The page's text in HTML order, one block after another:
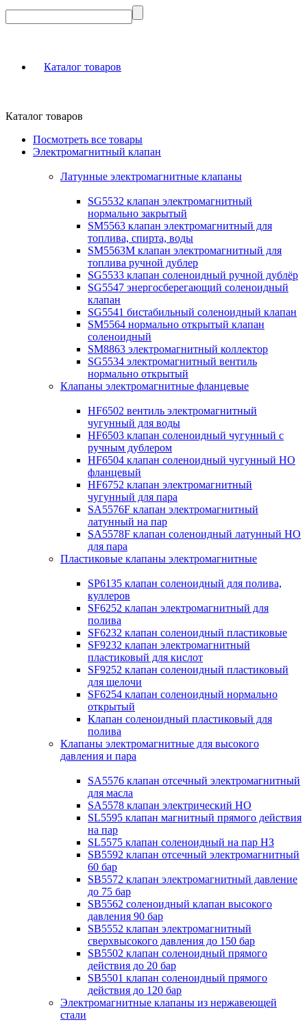
Каталог товаров
Каталог товаров
Посмотреть все товары
Электромагнитный клапан
Латунные электромагнитные клапаны
SG5532 клапан электромагнитный
нормально закрытый
SM5563 клапан электромагнитный для
топлива, спирта, воды
SM5563M клапан электромагнитный для
топлива ручной дублер
SG5533 клапан соленоидный ручной дублёр
SG5547 энергосберегающий соленоидный
клапан
SG5541 бистабильный соленоидный клапан
SM5564 нормально открытый клапан
соленоидный
SM8863 электромагнитный коллектор
SG5534 электромагнитный вентиль
нормально открытый
Клапаны электромагнитные фланцевые
HF6502 вентиль электромагнитный
чугунный для воды
HF6503 клапан соленоидный чугунный с
ручным дублером
HF6504 клапан соленоидный чугунный НО
фланцевый
HF6752 клапан электромагнитный
чугунный для пара
SA5576F клапан электромагнитный
латунный на пар
SA5578F клапан соленоидный латунный НО
для пара
Пластиковые клапаны электромагнитные
SP6135 клапан соленоидный для полива,
куллеров
SF6252 клапан электромагнитный для
полива
SF6232 клапан соленоидный пластиковые
SF9232 клапан электромагнитный
пластиковый для кислот
SF9252 клапан соленоидный пластиковый
для щелочи
SF6254 клапан соленоидный нормально
открытый
Клапан соленоидный пластиковый для
полива
Клапаны электромагнитные для высокого
давления и пара
SA5576 клапан отсечный электромагнитный
для масла
SA5578 клапан электрический НО
SL5595 клапан магнитный прямого действия
на пар
SL5575 клапан соленоидный на пар НЗ
SB5592 клапан отсечный электромагнитный
60 бар
SB5572 клапан электромагнитный давление
до 75 бар
SB5562 соленоидный клапан высокого
давления 90 бар
SB5552 клапан электромагнитный
сверхвысокого давления до 150 бар
SB5502 клапан соленоидный прямого
действия до 20 бар
SB5501 клапан соленоидный прямого
действия до 120 бар
Электромагнитные клапаны из нержавеющей
стали